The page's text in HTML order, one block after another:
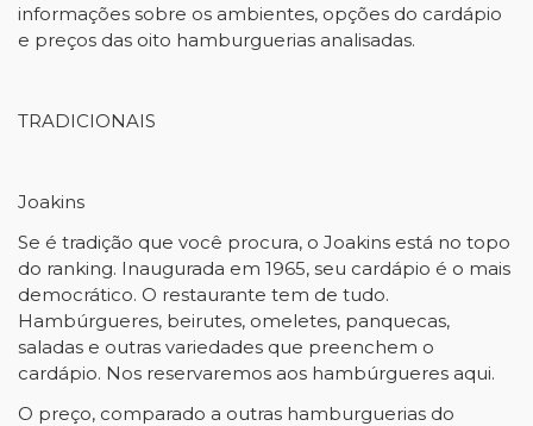
informações sobre os ambientes, opções do cardápio
e preços das oito hamburguerias analisadas.
TRADICIONAIS
Joakins
Se é tradição que você procura, o Joakins está no topo
do ranking. Inaugurada em 1965, seu cardápio é o mais
democrático. O restaurante tem de tudo.
Hambúrgueres, beirutes, omeletes, panquecas,
saladas e outras variedades que preenchem o
cardápio. Nos reservaremos aos hambúrgueres aqui.
O preço, comparado a outras hamburguerias do